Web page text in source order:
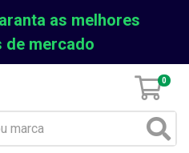
as melhores
de mercado
0